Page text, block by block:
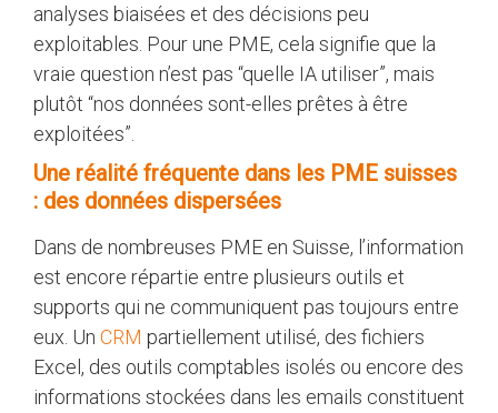
analyses biaisées et des décisions peu
exploitables. Pour une PME, cela signifie que la
vraie question n’est pas “quelle IA utiliser”, mais
plutôt “nos données sont-elles prêtes à être
exploitées”.
Une réalité fréquente dans les PME suisses
: des données dispersées
Dans de nombreuses PME en Suisse, l’information
est encore répartie entre plusieurs outils et
supports qui ne communiquent pas toujours entre
eux. Un CRM partiellement utilisé, des fichiers
Excel, des outils comptables isolés ou encore des
informations stockées dans les emails constituent